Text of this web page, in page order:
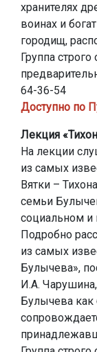
хранителях
воинах и
городищ,
Группа
64-36-54
Доступно по
Лекция
На лекции
из самых
Вятки –
семьи
социальном и
Подробно
из самых
Булычева»,
И.А.
Булычева как